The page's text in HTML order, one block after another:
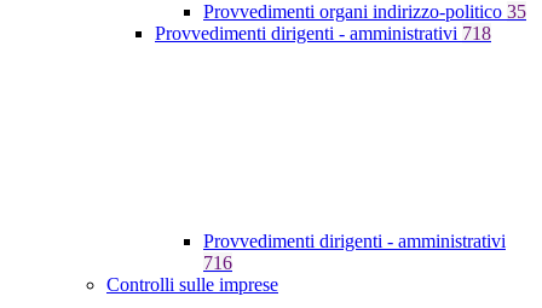
Provvedimenti organi indirizzo-politico 35
Provvedimenti dirigenti - amministrativi 718
Provvedimenti dirigenti - amministrativi
716
Controlli sulle imprese